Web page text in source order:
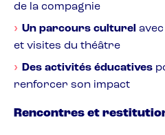
de la compagnie
Un parcours culturel
et visites du théâtre
Des activités éducatives
renforcer son impact
Rencontres et